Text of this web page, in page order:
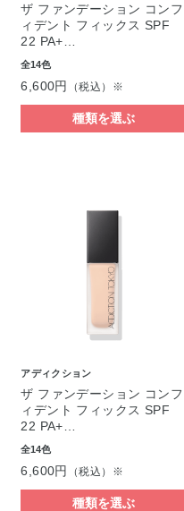
ザ ファンデーション コンフ
ィデント フィックス SPF
22 PA+…
全14色
6,600円 （税込）※
種類を選ぶ
アディクション
ザ ファンデーション コンフ
ィデント フィックス SPF
22 PA+…
全14色
6,600円 （税込）※
種類を選ぶ